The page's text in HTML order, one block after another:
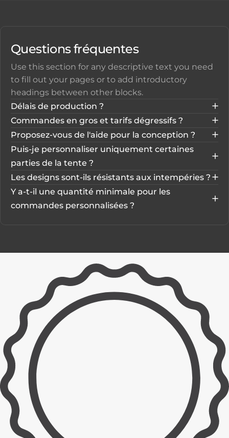
Questions fréquentes
Use this section for any descriptive text you need
to fill out your pages or to add introductory
headings between other blocks.
Délais de production ?
Commandes en gros et tarifs dégressifs ?
Proposez-vous de l'aide pour la conception ?
Puis-je personnaliser uniquement certaines
parties de la tente ?
Les designs sont-ils résistants aux intempéries ?
Y a-t-il une quantité minimale pour les
commandes personnalisées ?